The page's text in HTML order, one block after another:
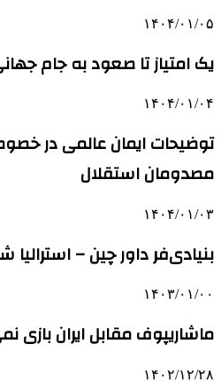
۱۴۰۴/۰۱/۰۵
یک امتیاز تا صعود به جام جهانی ۲۰۲۶: ایران –
۱۴۰۴/۰۱/۰۴
توضیحات ایمان عالمی در
مصدومان استقلال
۱۴۰۴/۰۱/۰۳
بنیادی‌فر داور چین – استرالیا
۱۴۰۳/۰۱/۰۰
ماشاریپوف مقابل ایران بازی
۱۴۰۲/۱۲/۲۸